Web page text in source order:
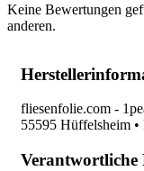
Keine Bewertungen
anderen.
fliesenfolie.com -
55595 Hüffelsheim •
Verantwortliche